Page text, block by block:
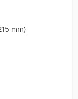
mm)